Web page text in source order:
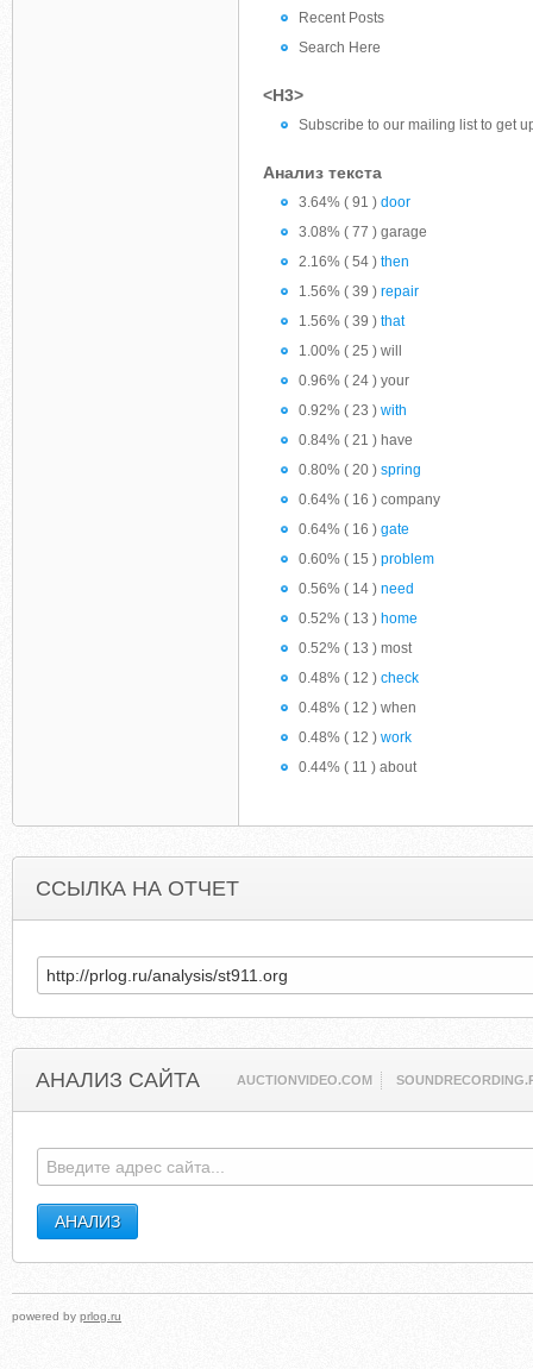
Recent Posts
Search Here
<H3>
Subscribe to our mailing list to get
Анализ текста
3.64% ( 91 ) door
3.08% ( 77 ) garage
2.16% ( 54 ) then
1.56% ( 39 ) repair
1.56% ( 39 ) that
1.00% ( 25 ) will
0.96% ( 24 ) your
0.92% ( 23 ) with
0.84% ( 21 ) have
0.80% ( 20 ) spring
0.64% ( 16 ) company
0.64% ( 16 ) gate
0.60% ( 15 ) problem
0.56% ( 14 ) need
0.52% ( 13 ) home
0.52% ( 13 ) most
0.48% ( 12 ) check
0.48% ( 12 ) when
0.48% ( 12 ) work
0.44% ( 11 ) about
ССЫЛКА НА ОТЧЕТ
АНАЛИЗ САЙТА AUCTIONVIDEO.COM
powered by prlog.ru